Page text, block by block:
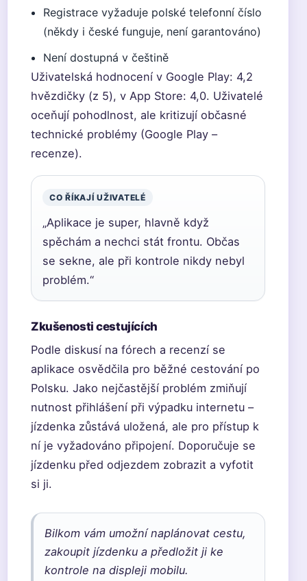
Registrace vyžaduje polské telefonní číslo
(někdy i české funguje, není garantováno)
Není dostupná v češtině
Uživatelská hodnocení v Google Play: 4,2
hvězdičky (z 5), v App Store: 4,0. Uživatelé
oceňují pohodlnost, ale kritizují občasné
technické problémy (Google Play –
recenze).
CO ŘÍKAJÍ UŽIVATELÉ
„Aplikace je super, hlavně když
spěchám a nechci stát frontu. Občas
se sekne, ale při kontrole nikdy nebyl
problém.“
Zkušenosti cestujících
Podle diskusí na fórech a recenzí se
aplikace osvědčila pro běžné cestování po
Polsku. Jako nejčastější problém zmiňují
nutnost přihlášení při výpadku internetu –
jízdenka zůstává uložená, ale pro přístup k
ní je vyžadováno připojení. Doporučuje se
jízdenku před odjezdem zobrazit a vyfotit
si ji.
Bilkom vám umožní naplánovat cestu,
zakoupit jízdenku a předložit ji ke
kontrole na displeji mobilu.